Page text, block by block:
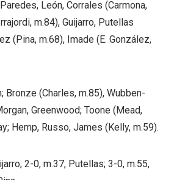
León, Corrales (Carmona,
m.84), Guijarro, Putellas
(Pina, m.68), Imade (E. González,
Bronze (Charles, m.85), Wubben-
Greenwood; Toone (Mead,
Hemp, Russo, James (Kelly, m.59).
2-0, m.37, Putellas; 3-0, m.55,